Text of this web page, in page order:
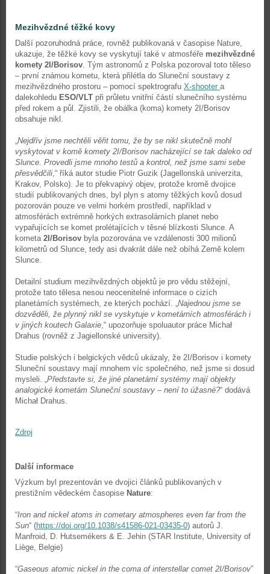
Mezihvězdné těžké kovy
Další pozoruhodná práce, rovněž publikovaná v časopise Nature,
ukazuje, že těžké kovy se vyskytují také v atmosféře mezihvězdné
komety 2I/Borisov. Tým astronomů z Polska pozoroval toto těleso
– první známou kometu, která přilétla do Sluneční soustavy z
mezihvězdného prostoru – pomocí spektrografu X-shooter a
dalekohledu ESO/VLT při průletu vnitřní částí slunečního systému
před rokem a půl. Zjistili, že obálka (koma) komety 2I/Borisov
obsahuje nikl.
„Nejdřív jsme nechtěli věřit tomu, že by se nikl skutečně mohl
vyskytovat v komě komety 2I/Borisov nacházející se tak daleko od
Slunce. Provedli jsme mnoho testů a kontrol, než jsme sami sebe
přesvědčili,“ říká autor studie Piotr Guzik (Jagellonská univerzita,
Krakov, Polsko). Je to překvapivý objev, protože kromě dvojice
studií publikovaných dnes, byl plyn s atomy těžkých kovů dosud
pozorován pouze ve velmi horkém prostředí, například v
atmosférách extrémně horkých extrasolárních planet nebo
vypařujících se komet prolétajících v těsné blízkosti Slunce. A
kometa 2I/Borisov byla pozorována ve vzdálenosti 300 milionů
kilometrů od Slunce, tedy asi dvakrát dále než obíhá Země kolem
Slunce.
Detailní studium mezihvězdných objektů je pro vědu stěžejní,
protože tato tělesa nesou neocenitelné informace o cizích
planetárních systémech, ze kterých pochází. „Najednou jsme se
dozvěděli, že plynný nikl se vyskytuje v kometárních atmosférách i
v jiných koutech Galaxie,“ upozorňuje spoluautor práce Michał
Drahus (rovněž z Jagiellonské university).
Studie polských i belgických vědců ukázaly, že 2I/Borisov i komety
Sluneční soustavy mají mnohem víc společného, než jsme si dosud
mysleli. „Představte si, že jiné planetární systémy mají objekty
analogické kometám Sluneční soustavy – není to úžasné?“ dodává
Michał Drahus.
Zdroj
Další informace
Výzkum byl prezentován ve dvojici článků publikovaných v
prestižním vědeckém časopise Nature:
“Iron and nickel atoms in cometary atmospheres even far from the
Sun“ (https://doi.org/10.1038/s41586-021-03435-0) autorů J.
Manfroid, D. Hutsemékers & E. Jehin (STAR Institute, University of
Liège, Belgie)
“Gaseous atomic nickel in the coma of interstellar comet 2I/Borisov”